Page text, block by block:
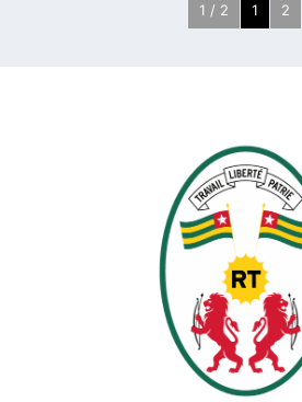
1 / 2 1 2